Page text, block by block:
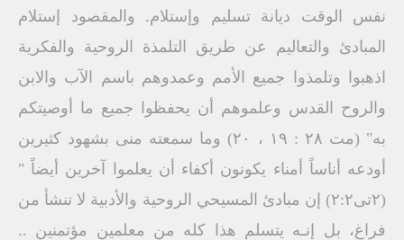
نفس الوقت ديانة تسليم وإستلام. والمقصود إستلام
المبادئ والتعاليم عن طريق التلمذة الروحية والفكرية
اذهبوا وتلمذوا جميع الأمم وعمدوهم باسم الآب والابن
والروح القدس وعلموهم أن يحفظوا جميع ما أوصيتكم
به" (مت ۲۸ : ۱۹ ، ۲۰) وما سمعته منى بشهود كثيرين
أودعه أناساً أمناء يكونون أكفاء أن يعلموا آخرين أيضاً "
(٢تى٢:٢) إن مبادئ المسيحي الروحية والأدبية لا تنشأ من
فراغ، بل إنـه يتسلم هذا كله من معلمين مؤتمنين ..